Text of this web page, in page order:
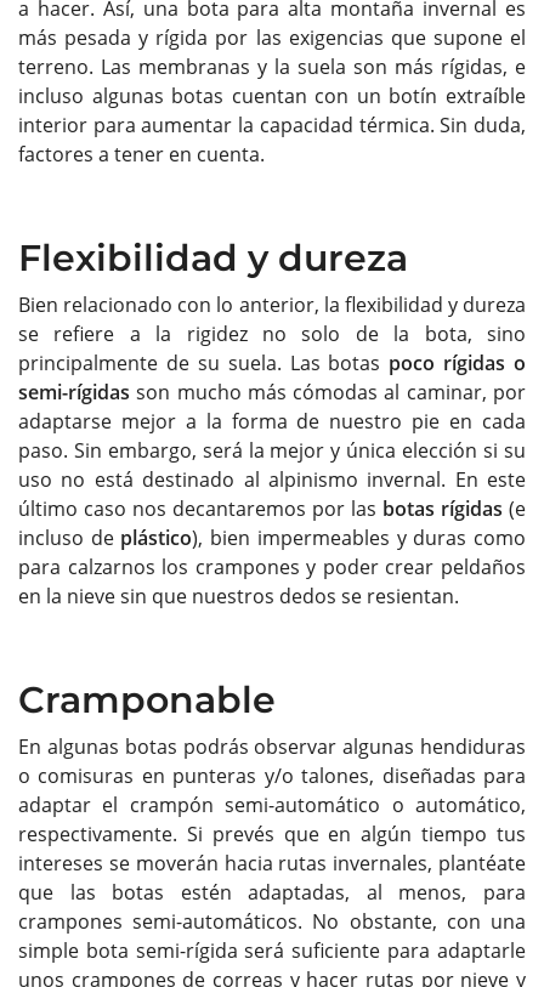
a hacer. Así, una bota para alta montaña invernal es
más pesada y rígida por las exigencias que supone el
terreno. Las membranas y la suela son más rígidas, e
incluso algunas botas cuentan con un botín extraíble
interior para aumentar la capacidad térmica. Sin duda,
factores a tener en cuenta.
Flexibilidad y dureza
Bien relacionado con lo anterior, la flexibilidad y dureza
se refiere a la rigidez no solo de la bota, sino
principalmente de su suela. Las botas poco rígidas o
semi-rígidas son mucho más cómodas al caminar, por
adaptarse mejor a la forma de nuestro pie en cada
paso. Sin embargo, será la mejor y única elección si su
uso no está destinado al alpinismo invernal. En este
último caso nos decantaremos por las botas rígidas (e
incluso de plástico), bien impermeables y duras como
para calzarnos los crampones y poder crear peldaños
en la nieve sin que nuestros dedos se resientan.
Cramponable
En algunas botas podrás observar algunas hendiduras
o comisuras en punteras y/o talones, diseñadas para
adaptar el crampón semi-automático o automático,
respectivamente. Si prevés que en algún tiempo tus
intereses se moverán hacia rutas invernales, plantéate
que las botas estén adaptadas, al menos, para
crampones semi-automáticos. No obstante, con una
simple bota semi-rígida será suficiente para adaptarle
unos crampones de correas y hacer rutas por nieve y